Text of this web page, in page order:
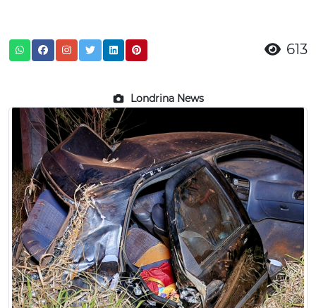
613
Londrina News